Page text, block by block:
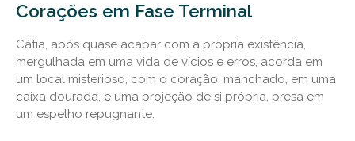
Corações em Fase Terminal
Cátia, após quase acabar com a própria existência,
mergulhada em uma vida de vícios e erros, acorda em
um local misterioso, com o coração, manchado, em uma
caixa dourada, e uma projeção de si própria, presa em
um espelho repugnante.